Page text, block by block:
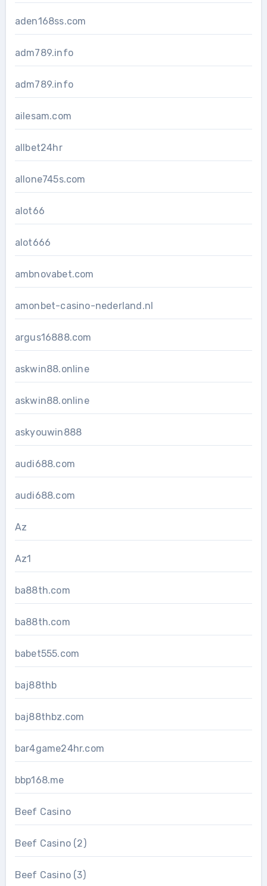
aden168ss.com
adm789.info
adm789.info
ailesam.com
allbet24hr
allone745s.com
alot66
alot666
ambnovabet.com
amonbet-casino-nederland.nl
argus16888.com
askwin88.online
askwin88.online
askyouwin888
audi688.com
audi688.com
Az
Az1
ba88th.com
ba88th.com
babet555.com
baj88thb
baj88thbz.com
bar4game24hr.com
bbp168.me
Beef Casino
Beef Casino (2)
Beef Casino (3)